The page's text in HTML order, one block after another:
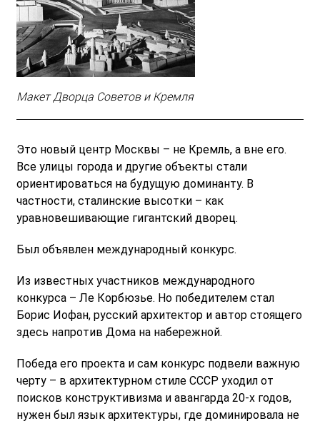
Макет Дворца Советов и Кремля
Это новый центр Москвы – не Кремль, а вне его.
Все улицы города и другие объекты стали
ориентироваться на будущую доминанту. В
частности, сталинские высотки – как
уравновешивающие гигантский дворец.
Был объявлен международный конкурс.
Из известных участников международного
конкурса – Ле Корбюзье. Но победителем стал
Борис Иофан, русский архитектор и автор стоящего
здесь напротив Дома на набережной.
Победа его проекта и сам конкурс подвели важную
черту – в архитектурном стиле СССР уходил от
поисков конструктивизма и авангарда 20-х годов,
нужен был язык архитектуры, где доминировала не